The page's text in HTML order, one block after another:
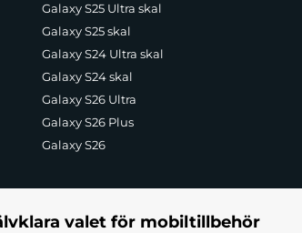
Galaxy S25 Ultra skal
Galaxy S25 skal
Galaxy S24 Ultra skal
Galaxy S24 skal
Galaxy S26 Ultra
Galaxy S26 Plus
Galaxy S26
valet för mobiltillbehör